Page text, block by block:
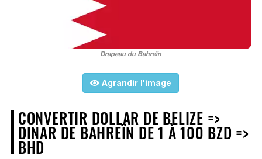
Drapeau du Bahreïn
Agrandir l'image
CONVERTIR DOLLAR DE BELIZE =>
DINAR DE BAHREÏN DE 1 À 100 BZD =>
BHD